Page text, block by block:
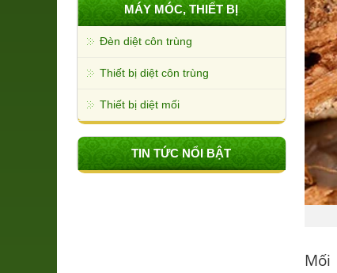
MÁY MÓC, THIẾT BỊ
Đèn diệt côn trùng
Thiết bị diệt côn trùng
Thiết bị diệt mối
TIN TỨC NỔI BẬT
Mối